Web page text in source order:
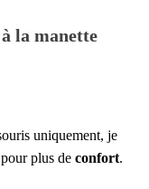
la manette
uniquement, je
plus de confort.